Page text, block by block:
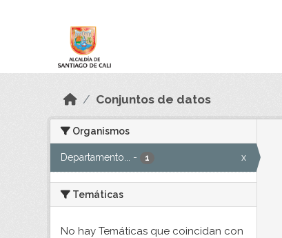
Conjuntos de datos
Organismos
Departamento... - 1 x
Temáticas
No hay Temáticas que coincidan con